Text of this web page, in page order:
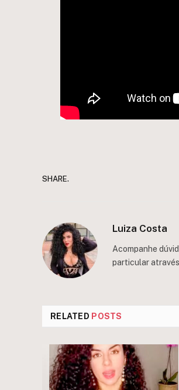
SHARE.
Luiza Costa
Acompanhe
particular
RELATED POSTS